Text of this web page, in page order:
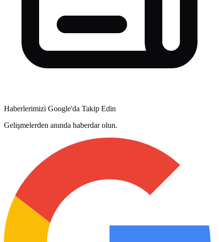
Haberlerimizi Google'da Takip Edin
Gelişmelerden anında haberdar olun.